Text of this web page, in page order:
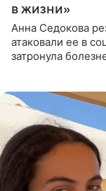
в жизни»
Анна Седокова
атаковали ее в
затронула